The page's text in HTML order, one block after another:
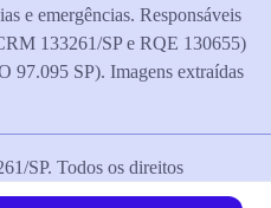
e emergências. Responsáveis
133261/SP e RQE 130655)
97.095 SP). Imagens extraídas
SP. Todos os direitos